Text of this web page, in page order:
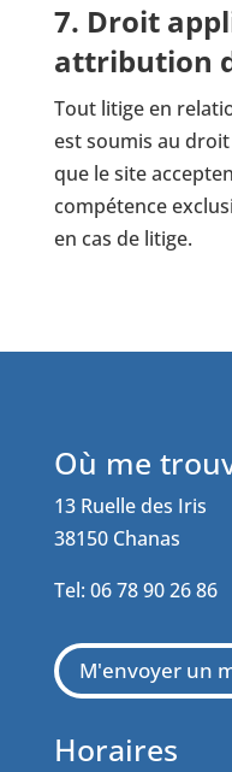
7. Droit
attribution
Tout litige en
est soumis au
que le site
compétence
en cas de litige.
Où me
13 Ruelle des Iris
38150 Chanas
Tel: 06 78 90 26 86
M'envoyer un
Horaires